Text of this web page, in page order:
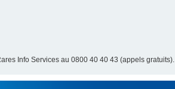
Info Services au 0800 40 40 43 (appels gratuits).